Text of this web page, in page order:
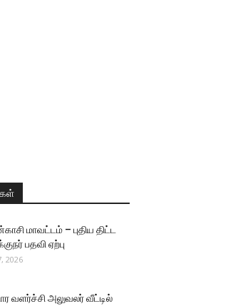
மாவட்டம் – புதிய திட்ட
பதவி ஏற்பு
2026
வளர்ச்சி அலுவலர் வீட்டில்